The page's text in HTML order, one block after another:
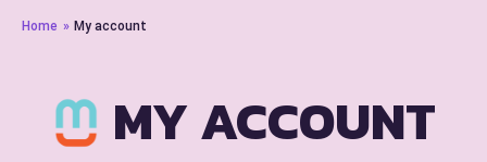
Home » My account
MY ACCOUNT